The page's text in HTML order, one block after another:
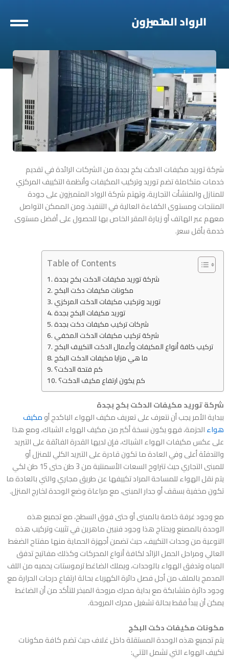
شركة توريد مكيفات الدكت بكج بجدةمن الشركات الرائدة في تقديم
خدمات متكاملة تضم توريد وتركيب المكيفات وأنظمة التكييف المركزي
للمنازل والمنشأت التجارية، وتهتم شركة الرواد المتميزون على جودة
المنتجات ومستوى الكفاءة العالية في التنفيذ، ومن الممكن التواصل
معهم عبر الهاتف أو زيارة المقر الخاص بها للحصول على أفضل مستوى
خدمة بأقل سعر.
Table of Contents
شركة توريد مكيفات الدكت بكج بجدة
مكونات مكيفات دكت البكج
توريد وتركيب مكيفات الدكت المركزي
توريد مكيفات البكج بجدة
شركات تركيب مكيفات دكت بجدة
شركة تركيب مكيفات الدكت المخفي
تركيب كافة أنواع المكيفات وأعمال الدكت التكييف البكج
ما هي مزايا مكيفات الدكت البكج
كم فتحة الدكت؟
كم يكون ارتفاع مكيف الدكت؟
شركة توريد مكيفات الدكت بكج بجدة
ببداية الأمر يجب أن نتعرف على تعريف مكيف الهواء الباكدج أومكيف
هواءالحزمة، فهو يكون نسخة أكبر من مكيف الهواء الشباك، ومع هذا
على عكس مكيفات الهواء الشباك، فإن لديها القدرة الفائقة على التبريد
والتدفئة أعلى وفي العادة ما تكون قادرة على التبريد الكلي للمنزل أو
للمبنى التجاري حيث تتراوح السعات الأسمنتية من 3 طن حتى 15 طن لكي
يتم نقل الهواء للمساحة المراد تكييفها عن طريق مجاري والتي بالعادة ما
تكون مخفية بسقف أو جدار المبنى، مع مراعاة وضع الوحدة لخارج المنزل.
مع وجود غرفة خاصة بالمبنى أو حتى فوق السطح، مع تجميع هذه
الوحدة بالمصنع ويحتاج هذا وجود فنيين ماهرين في تثبيت وتركيب هذه
النوعية من وحدات التكييف، حيث تضمن أجهزة الحماية منها مفتاح الضغط
العالي ومراحل الحمل الزائد لكافة أنواع المحركات وكذلك مفاتيح تدفق
المياه وتدفق الهواء بالوحدات، ويملك الضاغط ترموستات يحميه من اللف
المدمج بالملف من أجل فصل دائرة الكهرباء بحالة ارتفاع درجات الحرارة مع
وجود دائرة متشابكة مع بداية محرك مروحة المبخر للتأكد من أن الضاغط
يمكن أن يبدأ فقط بحالة تشغيل محرك المروحة.
مكونات مكيفات دكت البكج
يتم تجميع هذه الوحدة المستقلة داخل غلاف حيث تضم كافة مكونات
تكييف الهواء التي تشمل الآتي: